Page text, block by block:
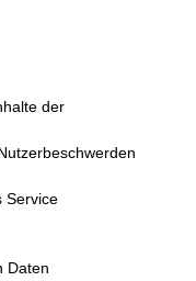
der
Service
Daten